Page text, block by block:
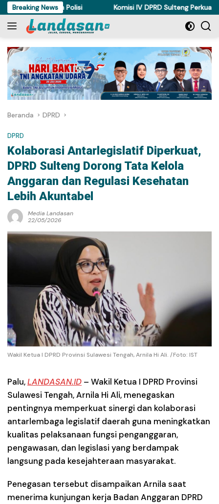
Langsung
ke
konten
Breaking News
Ditahan Polisi Komisi IV DPRD Sulteng Perkuat Perda
Beranda DPRD
DPRD
Kolaborasi Antarlegislatif Diperkuat,
DPRD Sulteng Dorong Tata Kelola
Anggaran dan Regulasi Kesehatan
Lebih Akuntabel
Media Landasan
22/05/2026
Wakil Ketua I DPRD Provinsi Sulawesi Tengah, Arnila Hi Ali. /Foto: IST
Palu,LANDASAN.ID – Wakil Ketua I DPRD Provinsi
Sulawesi Tengah, Arnila Hi Ali, menegaskan
pentingnya memperkuat sinergi dan kolaborasi
antarlembaga legislatif daerah guna meningkatkan
kualitas pelaksanaan fungsi penganggaran,
pengawasan, dan legislasi yang berdampak
langsung pada kesejahteraan masyarakat.
Penegasan tersebut disampaikan Arnila saat
menerima kunjungan kerja Badan Anggaran DPRD